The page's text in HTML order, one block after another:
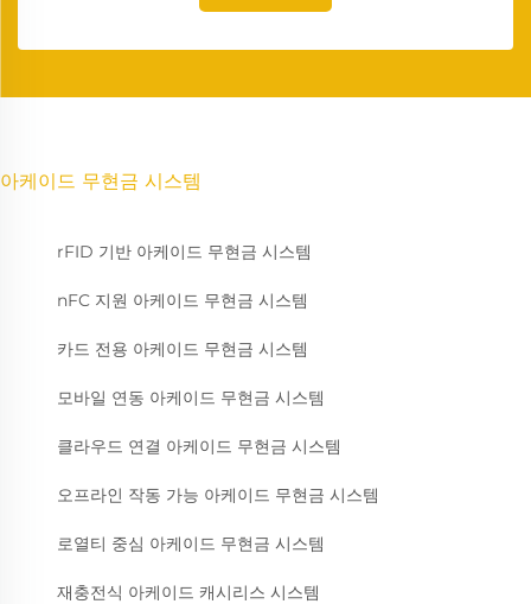
아케이드 무현금 시스템
rFID 기반 아케이드 무현금 시스템
nFC 지원 아케이드 무현금 시스템
카드 전용 아케이드 무현금 시스템
모바일 연동 아케이드 무현금 시스템
클라우드 연결 아케이드 무현금 시스템
오프라인 작동 가능 아케이드 무현금 시스템
로열티 중심 아케이드 무현금 시스템
재충전식 아케이드 캐시리스 시스템